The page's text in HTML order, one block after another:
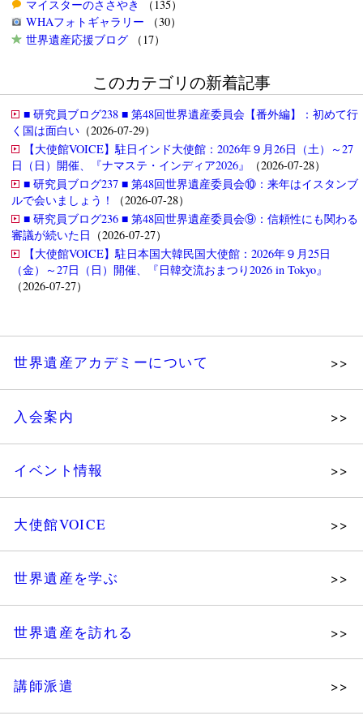
マイスターのささやき
（135）
WHAフォトギャラリー （30）
世界遺産応援ブログ（17）
このカテゴリの新着記事
■ 研究員ブログ238 ■ 第48回世界遺産委員会【番外編】：初めて行
く国は面白い（2026-07-29）
【大使館VOICE】駐日インド大使館：2026年９月26日（土）～27
日（日）開催、『ナマステ・インディア2026』
（2026-07-28）
■ 研究員ブログ237 ■ 第48回世界遺産委員会⑩：来年はイスタンブ
ルで会いましょう！
（2026-07-28）
■ 研究員ブログ236 ■ 第48回世界遺産委員会⑨：信頼性にも関わる
審議が続いた日 （2026-07-27）
【大使館VOICE】駐日本国大韓民国大使館：2026年９月25日
（金）～27日（日）開催、『日韓交流おまつり2026 in Tokyo』
（2026-07-27）
世界遺産アカデミーについて
組織図・役員
法人会員・協賛団体／公認団体
入会案内
イベント情報
展示会
ツアー情報
大使館VOICE
世界遺産を学ぶ
世界遺産を訪れる
講師派遣